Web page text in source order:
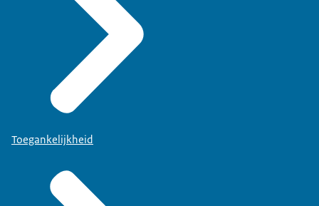
Toegankelijkheid